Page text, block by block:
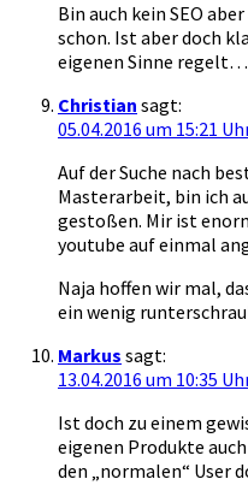
Bin auch kein SEO
schon. Ist aber doch
eigenen Sinne regelt…
Christian sagt:
05.04.2016 um 15:21
Auf der Suche nach
Masterarbeit, bin ich
gestoßen. Mir ist
youtube auf einmal
Naja hoffen wir mal,
ein wenig
Markus sagt:
13.04.2016 um 10:35
Ist doch zu einem
eigenen Produkte
den „normalen“ User